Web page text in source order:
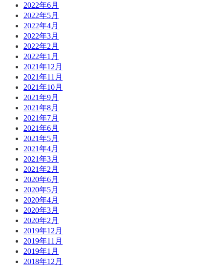
2022年6月
2022年5月
2022年4月
2022年3月
2022年2月
2022年1月
2021年12月
2021年11月
2021年10月
2021年9月
2021年8月
2021年7月
2021年6月
2021年5月
2021年4月
2021年3月
2021年2月
2020年6月
2020年5月
2020年4月
2020年3月
2020年2月
2019年12月
2019年11月
2019年1月
2018年12月